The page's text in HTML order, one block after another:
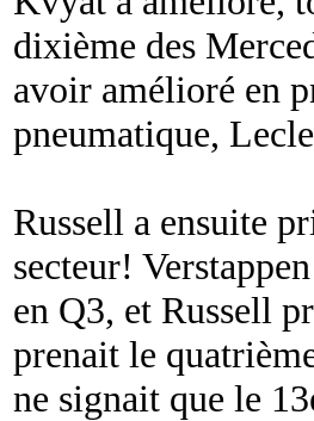
dixième des
avoir amélioré en
pneumatique,
Russell a ensuite
secteur!
en Q3, et Russell
prenait le
ne signait que le